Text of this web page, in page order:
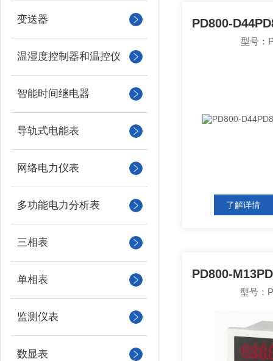
变送器
温湿度控制器和温控仪
智能时间继电器
导轨式电能表
网络电力仪表
多功能电力分析表
三相表
单相表
监测仪表
数显表
型号：
了解详情
型号：